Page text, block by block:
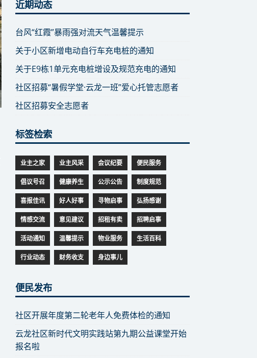
近期动态
台风“红霞”暴雨强对流天气温馨提示
关于小区新增电动自行车充电桩的通知
关于E9栋1单元充电桩增设及规范充电的通知
社区招募“暑假学堂·云龙一班”爱心托管志愿者
社区招募安全志愿者
标签检索
业主之家 业主风采 会议纪要 便民服务
倡议号召 健康养生 公示公告 制度规范
喜报佳讯 好人好事 寻物启事 弘扬感谢
情感交流 意见建议 招租有卖 招聘启事
活动通知 温馨提示 物业服务 生活百科
行业动态 财务收支 身边事儿
便民发布
社区开展年度第二轮老年人免费体检的通知
云龙社区新时代文明实践站第九期公益课堂开始
报名啦